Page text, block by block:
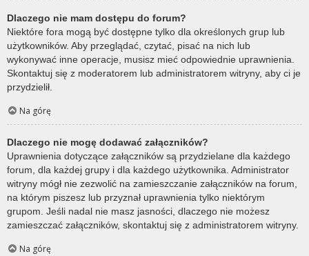
Dlaczego nie mam dostępu do forum?
Niektóre fora mogą być dostępne tylko dla określonych grup lub
użytkowników. Aby przeglądać, czytać, pisać na nich lub
wykonywać inne operacje, musisz mieć odpowiednie uprawnienia.
Skontaktuj się z moderatorem lub administratorem witryny, aby ci je
przydzielił.
Na górę
Dlaczego nie mogę dodawać załączników?
Uprawnienia dotyczące załączników są przydzielane dla każdego
forum, dla każdej grupy i dla każdego użytkownika. Administrator
witryny mógł nie zezwolić na zamieszczanie załączników na forum,
na którym piszesz lub przyznał uprawnienia tylko niektórym
grupom. Jeśli nadal nie masz jasności, dlaczego nie możesz
zamieszczać załączników, skontaktuj się z administratorem witryny.
Na górę